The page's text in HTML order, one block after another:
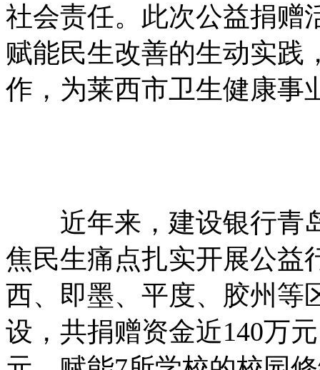
社会责任。此次公益捐赠
赋能民生改善的生动实践
作，为莱西市卫生健康事
近年来，建设银行青
焦民生痛点扎实开展公益
西、即墨、平度、胶州等
设，共捐赠资金近140万